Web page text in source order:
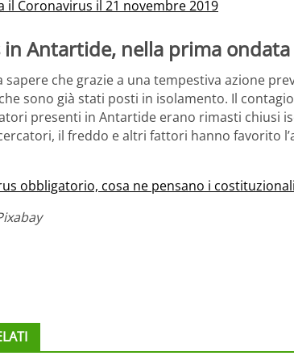
il Coronavirus il 21 novembre 2019
Antartide, nella prima ondata
sapere che grazie a una tempestiva azione
sono già stati posti in isolamento. Il
presenti in Antartide erano rimasti chiusi
il freddo e altri fattori hanno favorito
obbligatorio, cosa ne pensano i